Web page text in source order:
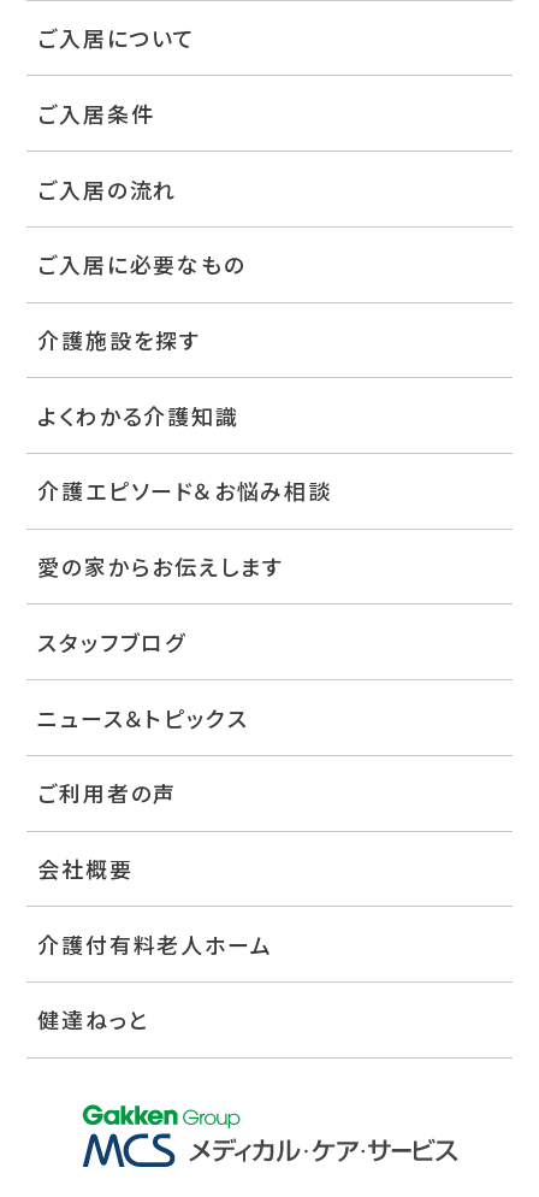
ご入居について
ご入居条件
ご入居の流れ
ご入居に必要なもの
介護施設を探す
よくわかる介護知識
介護エピソード＆お悩み相談
愛の家からお伝えします
スタッフブログ
ニュース＆トピックス
ご利用者の声
会社概要
介護付有料老人ホーム
健達ねっと